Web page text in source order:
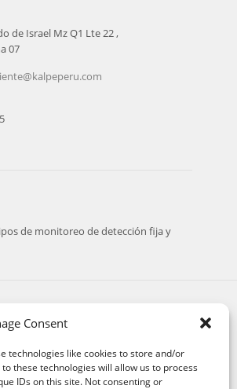
Consent
technologies like cookies to store and/or
these technologies will allow us to process
IDs on this site. Not consenting or
de Israel Mz Q1 Lte 22 ,
07
de monitoreo de detección fija y